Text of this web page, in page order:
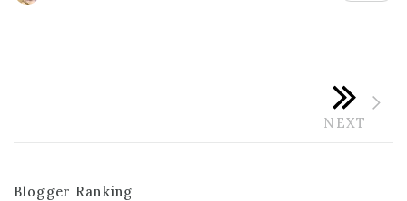
Blogger Ranking